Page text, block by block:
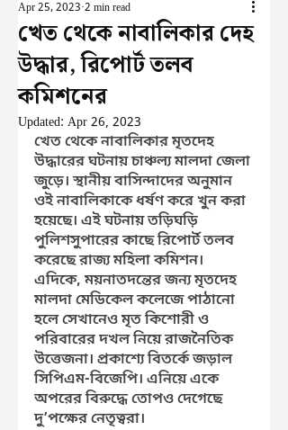
খেত থেকে নাবালিকার দেহ
উদ্ধার, রিপোর্ট তলব
কমিশনের
Apr 25, 2023 2 min read
Updated: Apr 26, 2023
খেত থেকে নাবালিকার মৃতদেহ
উদ্ধারের ঘটনায় চাঞ্চল্য মালদা জেলা
জুড়ে। স্থানীয় বাসিন্দাদের অনুমান
ওই নাবালিকাকে ধর্ষণ করে খুন করা
হয়েছে। এই ঘটনায় তড়িঘড়ি
পুলিশসুপারের কাছে রিপোর্ট তলব
করেছে রাজ্য মহিলা কমিশন।
এদিকে, ময়নাতদন্তের জন্য মৃতদেহ
মালদা মেডিকেল কলেজে পাঠানো
হলে সেখানেও মৃত কিশোরী ও
পরিবারের দখল নিয়ে রাজনৈতিক
উত্তেজনা। প্রকাশ্যে বিতর্কে জড়াল
সিপিএম-বিজেপি। এনিয়ে একে
অপরের বিরুদ্ধে তোপও দেগেছে
দু’পক্ষের নেতৃত্বরা।